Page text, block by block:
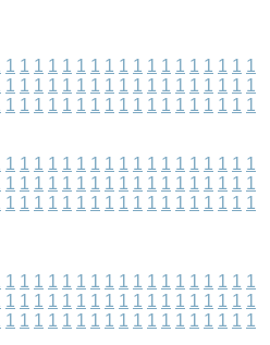
1 1 1 1 1 1 1 1 1 1 1 1 1 1 1 1 1 1
1 1 1 1 1 1 1 1 1 1 1 1 1 1 1 1 1 1
1 1 1 1 1 1 1 1 1 1 1 1 1 1 1 1 1 1
1 1 1 1 1 1 1 1 1 1 1 1 1 1 1 1 1 1
1 1 1 1 1 1 1 1 1 1 1 1 1 1 1 1 1 1
1 1 1 1 1 1 1 1 1 1 1 1 1 1 1 1 1 1
1 1 1 1 1 1 1 1 1 1 1 1 1 1 1 1 1 1
1 1 1 1 1 1 1 1 1 1 1 1 1 1 1 1 1 1
1 1 1 1 1 1 1 1 1 1 1 1 1 1 1 1 1 1